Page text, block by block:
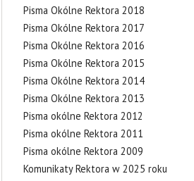
Pisma Okólne Rektora 2018
Pisma Okólne Rektora 2017
Pisma Okólne Rektora 2016
Pisma Okólne Rektora 2015
Pisma Okólne Rektora 2014
Pisma Okólne Rektora 2013
Pisma okólne Rektora 2012
Pisma okólne Rektora 2011
Pisma okólne Rektora 2009
Komunikaty Rektora w 2025 roku